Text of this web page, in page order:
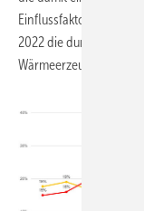
Einflussfaktor.
2022 die
Wärmeerzeuger bei 18,0